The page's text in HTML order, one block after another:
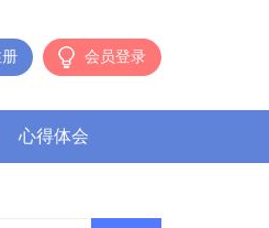
会员登录
心得体会